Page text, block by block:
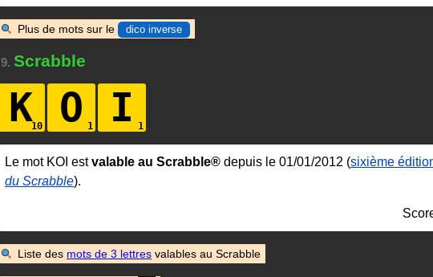
Plus de mots sur le dico inverse
9. Scrabble
K O I
Le mot KOI estvalable au Scrabble® depuis le 01/01/2012 (sixième
du Scrabble).
Liste des mots de 3 lettres valables au Scrabble